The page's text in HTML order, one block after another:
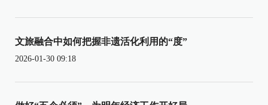
文旅融合中如何把握非遗活化利用的“度”
2026-01-30 09:18